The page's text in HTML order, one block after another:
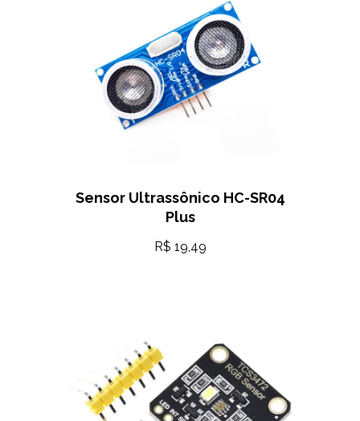
Sensor Ultrassônico HC-SR04
Plus
R$ 19,49